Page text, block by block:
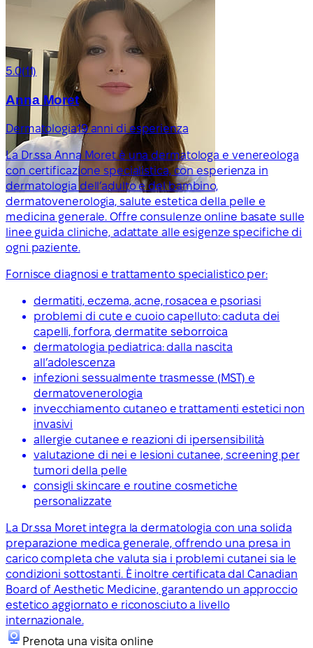
5.0(11)
Anna Moret
Dermatologia19 anni di esperienza
La Dr.ssa Anna Moret è una dermatologa e venereologa
con certificazione specialistica, con esperienza in
dermatologia dell’adulto e del bambino,
dermatovenerologia, salute estetica della pelle e
medicina generale. Offre consulenze online basate sulle
linee guida cliniche, adattate alle esigenze specifiche di
ogni paziente.
Fornisce diagnosi e trattamento specialistico per:
dermatiti, eczema, acne, rosacea e psoriasi
problemi di cute e cuoio capelluto: caduta dei
capelli, forfora, dermatite seborroica
dermatologia pediatrica: dalla nascita
all’adolescenza
infezioni sessualmente trasmesse (MST) e
dermatovenerologia
invecchiamento cutaneo e trattamenti estetici non
invasivi
allergie cutanee e reazioni di ipersensibilità
valutazione di nei e lesioni cutanee, screening per
tumori della pelle
consigli skincare e routine cosmetiche
personalizzate
La Dr.ssa Moret integra la dermatologia con una solida
preparazione medica generale, offrendo una presa in
carico completa che valuta sia i problemi cutanei sia le
condizioni sottostanti. È inoltre certificata dal Canadian
Board of Aesthetic Medicine, garantendo un approccio
estetico aggiornato e riconosciuto a livello
internazionale.
Prenota una visita online